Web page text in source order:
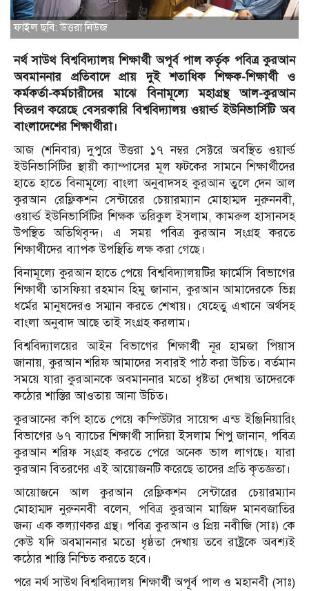
ফাইল ছবি: উত্তরা নিউজ
নর্থ সাউথ বিশ্ববিদ্যালয় শিক্ষার্থী অপূর্ব পাল কর্তৃক পবিত্র কুরআন
অবমাননার প্রতিবাদে প্রায় দুই শতাধিক শিক্ষক-শিক্ষার্থী ও
কর্মকর্তা-কর্মচারীদের মাঝে বিনামূল্যে মহাগ্রন্থ আল-কুরআন
বিতরণ করেছে বেসরকারি বিশ্ববিদ্যালয় ওয়ার্ল্ড ইউনিভার্সিটি অব
বাংলাদেশের শিক্ষার্থীরা।
আজ (শনিবার) দুপুরে উত্তরা ১৭ নম্বর সেক্টরে অবস্থিত ওয়ার্ল্ড
ইউনিভার্সিটির স্থায়ী ক্যাম্পাসের মূল ফটকের সামনে শিক্ষার্থীদের
হাতে হাতে বিনামূল্যে বাংলা অনুবাদসহ কুরআন তুলে দেন আল
কুরআন রেফ্লিকশন সেন্টারের চেয়ারম্যান মোহাম্মদ নুরুননবী,
ওয়ার্ল্ড ইউনিভার্সিটির শিক্ষক তরিকুল ইসলাম, কামরুল হাসানসহ
উপস্থিত অতিথিবৃন্দ। এ সময় পবিত্র কুরআন সংগ্রহ করতে
শিক্ষার্থীদের ব্যাপক উপস্থিতি লক্ষ করা গেছে।
বিনামূল্যে কুরআন হাতে পেয়ে বিশ্ববিদ্যালয়টির ফার্মেসি বিভাগের
শিক্ষার্থী তাসফিয়া রহমান হিমু জানান, কুরআন আমাদেরকে ভিন্ন
ধর্মের মানুষদেরও সম্মান করতে শেখায়। যেহেতু এখানে অর্থসহ
বাংলা অনুবাদ আছে তাই সংগ্রহ করলাম।
বিশ্ববিদ্যালয়ের আইন বিভাগের শিক্ষার্থী নূর হামজা পিয়াস
জানায়, কুরআন শরিফ আমাদের সবারই পাঠ করা উচিত। বর্তমান
সময়ে যারা কুরআনকে অবমাননার মতো ধৃষ্টতা দেখায় তাদেরকে
কঠোর শাস্তির আওতায় আনা উচিত।
কুরআনের কপি হাতে পেয়ে কম্পিউটার সায়েন্স এন্ড ইঞ্জিনিয়ারিং
বিভাগের ৬৭ ব্যাচের শিক্ষার্থী সাদিয়া ইসলাম শিপু জানান, পবিত্র
কুরআন শরিফ সংগ্রহ করতে পেরে অনেক ভাল লাগছে। যারা
কুরআন বিতরণের এই আয়োজনটি করেছে তাদের প্রতি কৃতজ্ঞতা।
আয়োজনে আল কুরআন রেফ্লিকশন সেন্টারের চেয়ারম্যান
মোহাম্মদ নুরুননবী বলেন, পবিত্র কুরআন মাজিদ মানবজাতির
জন্য এক কল্যাণকর গ্রন্থ। পবিত্র কুরআন ও প্রিয় নবীজি (সাঃ) কে
কেউ যদি অবমাননার মতো ধৃষ্ঠতা দেখায় তবে রাষ্ট্রকে অবশ্যই
কঠোর শাস্তি নিশ্চিত করতে হবে।
পরে নর্থ সাউথ বিশ্ববিদ্যালয় শিক্ষার্থী অপূর্ব পাল ও মহানবী (সাঃ)